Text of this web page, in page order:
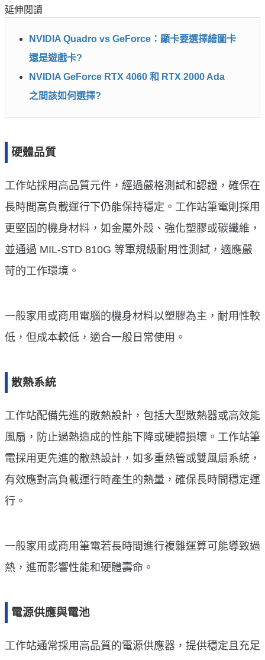
延伸閱讀
NVIDIA Quadro vs GeForce：顯卡要選擇繪圖卡
還是遊戲卡?
NVIDIA GeForce RTX 4060 和 RTX 2000 Ada
之間該如何選擇?
硬體品質
工作站採用高品質元件，經過嚴格測試和認證，確保在
長時間高負載運行下仍能保持穩定。工作站筆電則採用
更堅固的機身材料，如金屬外殼、強化塑膠或碳纖維，
並通過 MIL-STD 810G 等軍規級耐用性測試，適應嚴
苛的工作環境。
一般家用或商用電腦的機身材料以塑膠為主，耐用性較
低，但成本較低，適合一般日常使用。
散熱系統
工作站配備先進的散熱設計，包括大型散熱器或高效能
風扇，防止過熱造成的性能下降或硬體損壞。工作站筆
電採用更先進的散熱設計，如多重熱管或雙風扇系統，
有效應對高負載運行時產生的熱量，確保長時間穩定運
行。
一般家用或商用筆電若長時間進行複雜運算可能導致過
熱，進而影響性能和硬體壽命。
電源供應與電池
工作站通常採用高品質的電源供應器，提供穩定且充足